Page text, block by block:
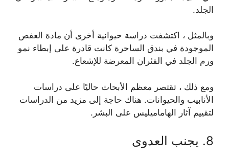
الجلد.
وبالمثل ، اكتشفت دراسة حيوانية أخرى أن مادة العفص
الموجودة في بندق الساحرة كانت قادرة على إبطاء نمو
ورم الجلد في الفئران المعرضة للإشعاع.
ومع ذلك ، تقتصر معظم الأبحاث حاليًا على دراسات
الأنابيب والحيوانات. هناك حاجة إلى مزيد من الدراسات
لتقييم آثار الهاماميليس على البشر.
8. يجنب العدوى